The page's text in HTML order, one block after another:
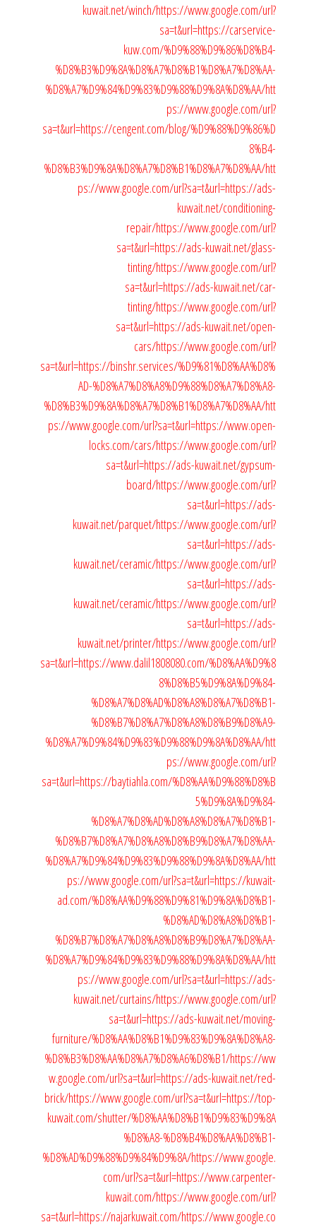
kuwait.net/winch/https://www.google.com/url?
sa=t&url=https://carservice-
kuw.com/%D9%88%D9%86%D8%B4-
%D8%B3%D9%8A%D8%A7%D8%B1%D8%A7%D8%AA-
%D8%A7%D9%84%D9%83%D9%88%D9%8A%D8%AA/htt
ps://www.google.com/url?
sa=t&url=https://cengent.com/blog/%D9%88%D9%86%D
8%B4-
%D8%B3%D9%8A%D8%A7%D8%B1%D8%A7%D8%AA/htt
ps://www.google.com/url?sa=t&url=https://ads-
kuwait.net/conditioning-
repair/https://www.google.com/url?
sa=t&url=https://ads-kuwait.net/glass-
tinting/https://www.google.com/url?
sa=t&url=https://ads-kuwait.net/car-
tinting/https://www.google.com/url?
sa=t&url=https://ads-kuwait.net/open-
cars/https://www.google.com/url?
sa=t&url=https://binshr.services/%D9%81%D8%AA%D8%
AD-%D8%A7%D8%A8%D9%88%D8%A7%D8%A8-
%D8%B3%D9%8A%D8%A7%D8%B1%D8%A7%D8%AA/htt
ps://www.google.com/url?sa=t&url=https://www.open-
locks.com/cars/https://www.google.com/url?
sa=t&url=https://ads-kuwait.net/gypsum-
board/https://www.google.com/url?
sa=t&url=https://ads-
kuwait.net/parquet/https://www.google.com/url?
sa=t&url=https://ads-
kuwait.net/ceramic/https://www.google.com/url?
sa=t&url=https://ads-
kuwait.net/ceramic/https://www.google.com/url?
sa=t&url=https://ads-
kuwait.net/printer/https://www.google.com/url?
sa=t&url=https://www.dalil1808080.com/%D8%AA%D9%8
8%D8%B5%D9%8A%D9%84-
%D8%A7%D8%AD%D8%A8%D8%A7%D8%B1-
%D8%B7%D8%A7%D8%A8%D8%B9%D8%A9-
%D8%A7%D9%84%D9%83%D9%88%D9%8A%D8%AA/htt
ps://www.google.com/url?
sa=t&url=https://baytiahla.com/%D8%AA%D9%88%D8%B
5%D9%8A%D9%84-
%D8%A7%D8%AD%D8%A8%D8%A7%D8%B1-
%D8%B7%D8%A7%D8%A8%D8%B9%D8%A7%D8%AA-
%D8%A7%D9%84%D9%83%D9%88%D9%8A%D8%AA/htt
ps://www.google.com/url?sa=t&url=https://kuwait-
ad.com/%D8%AA%D9%88%D9%81%D9%8A%D8%B1-
%D8%AD%D8%A8%D8%B1-
%D8%B7%D8%A7%D8%A8%D8%B9%D8%A7%D8%AA-
%D8%A7%D9%84%D9%83%D9%88%D9%8A%D8%AA/htt
ps://www.google.com/url?sa=t&url=https://ads-
kuwait.net/curtains/https://www.google.com/url?
sa=t&url=https://ads-kuwait.net/moving-
furniture/%D8%AA%D8%B1%D9%83%D9%8A%D8%A8-
%D8%B3%D8%AA%D8%A7%D8%A6%D8%B1/https://ww
w.google.com/url?sa=t&url=https://ads-kuwait.net/red-
brick/https://www.google.com/url?sa=t&url=https://top-
kuwait.com/shutter/%D8%AA%D8%B1%D9%83%D9%8A
%D8%A8-%D8%B4%D8%AA%D8%B1-
%D8%AD%D9%88%D9%84%D9%8A/https://www.google.
com/url?sa=t&url=https://www.carpenter-
kuwait.com/https://www.google.com/url?
sa=t&url=https://najarkuwait.com/https://www.google.co